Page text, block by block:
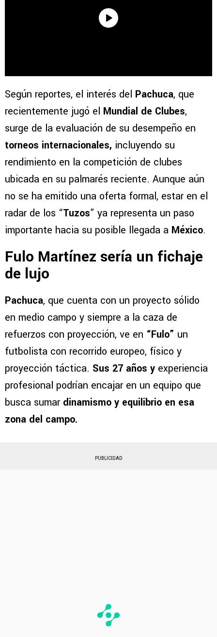
Según reportes, el interés del Pachuca, que
recientemente jugó el Mundial de Clubes,
surge de la evaluación de su desempeño en
torneos internacionales, incluyendo su
rendimiento en la competición de clubes
ubicada en su palmarés reciente. Aunque aún
no se ha emitido una oferta formal, estar en el
radar de los “Tuzos” ya representa un paso
importante hacia su posible llegada a México.
Fulo Martínez sería un fichaje
de lujo
Pachuca, que cuenta con un proyecto sólido
en medio campo y siempre a la caza de
refuerzos con proyección, ve en “Fulo” un
futbolista con recorrido europeo, físico y
proyección táctica. Sus 27 años y experiencia
profesional podrían encajar en un equipo que
busca sumardinamismo y equilibrio en esa
zona del campo.
PUBLICIDAD